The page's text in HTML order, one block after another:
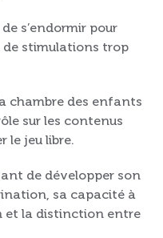
s’endormir pour
de stimulations trop
chambre des enfants
sur les contenus
le jeu libre.
de développer son
sa capacité à
et la distinction entre